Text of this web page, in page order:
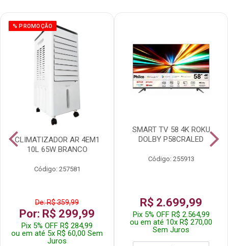
% PROMOÇÃO
CLIMATIZADOR AR 4EM1
10L 65W BRANCO
Código: 257581
De: R$ 359,99
Por: R$ 299,99
Pix 5% OFF R$ 284,99
ou em até 5x R$ 60,00 Sem
Juros
SMART TV 58 4K ROKU
DOLBY P58CRALED
Código: 255913
R$ 2.699,99
Pix 5% OFF R$ 2.564,99
ou em até 10x R$ 270,00
Sem Juros